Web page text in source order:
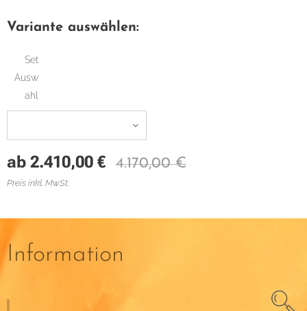
Variante auswählen:
Set
Ausw
ahl
ab 2.410,00 € 4.170,00€
Preis inkl. MwSt.
Information